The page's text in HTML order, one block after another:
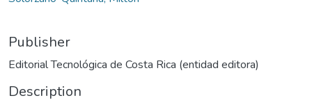
Publisher
Editorial Tecnológica de Costa Rica (entidad editora)
Description